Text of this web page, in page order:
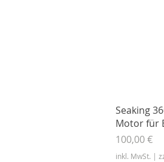
Seaking
Motor für
Preis
100,00 €
inkl. MwSt. |